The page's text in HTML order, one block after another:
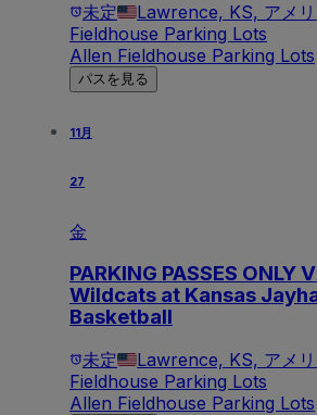
未定 Lawrence, KS, アメリ
Fieldhouse Parking Lots
Allen Fieldhouse Parking Lots
パスを見る
11月
27
金
PARKING PASSES ONLY
Wildcats at Kansas
Basketball
未定 Lawrence, KS, アメリ
Fieldhouse Parking Lots
Allen Fieldhouse Parking Lots